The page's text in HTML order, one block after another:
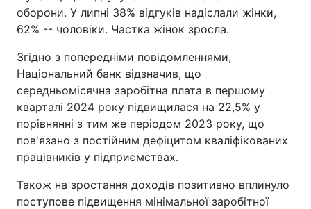
оборони. У липні 38% відгуків надіслали жінки,
62% -- чоловіки. Частка жінок зросла.
Згідно з попередніми повідомленнями,
Національний банк відзначив, що
середньомісячна заробітна плата в першому
кварталі 2024 року підвищилася на 22,5% у
порівнянні з тим же періодом 2023 року, що
пов'язано з постійним дефіцитом кваліфікованих
працівників у підприємствах.
Також на зростання доходів позитивно вплинуло
поступове підвищення мінімальної заробітної